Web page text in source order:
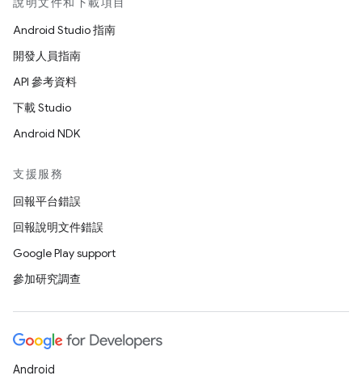
Android Studio 指南
開發人員指南
API 參考資料
下載 Studio
Android NDK
支援服務
回報平台錯誤
回報說明文件錯誤
Google Play support
參加研究調查
Android